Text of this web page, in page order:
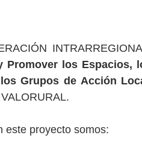
INTRARREGIONAL
Promover los Espacios,
Grupos de Acción
este proyecto somos: